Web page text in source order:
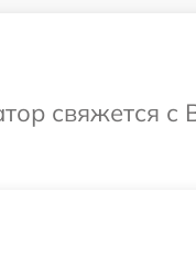
свяжется с